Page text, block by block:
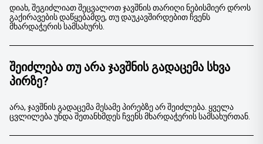
დიახ, შეგიძლიათ შეცვალოთ ჯავშნის თარიღი ნებისმიერ დროს
გაქირავების დაწყებამდე, თუ დაუკავშირდებით ჩვენს
მხარდაჭერის სამსახურს.
ᲨᲔᲘᲫᲚᲔᲑᲐ ᲗᲣ ᲐᲠᲐ ᲯᲐᲕᲨᲜᲘᲡ ᲒᲐᲓᲐᲪᲔᲛᲐ ᲡᲮᲕᲐ
ᲞᲘᲠᲖᲔ?
არა, ჯავშნის გადაცემა მესამე პირებზე არ შეიძლება. ყველა
ცვლილება უნდა შეთანხმდეს ჩვენს მხარდაჭერის სამსახურთან.